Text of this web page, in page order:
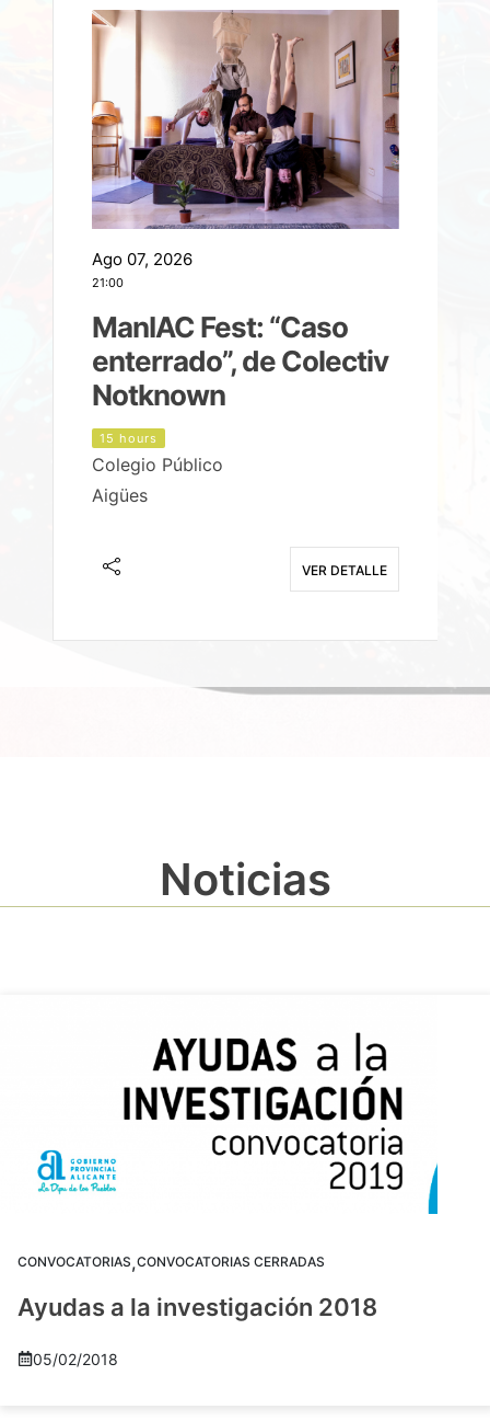
Ago 07, 2026
21:00
ManIAC Fest: “Caso
enterrado”, de Colectiv
Notknown
15 hours
Colegio Público
Aigües
VER DETALLE
Noticias
CONVOCATORIAS,CONVOCATORIAS CERRADAS
Ayudas a la investigación 2018
05/02/2018